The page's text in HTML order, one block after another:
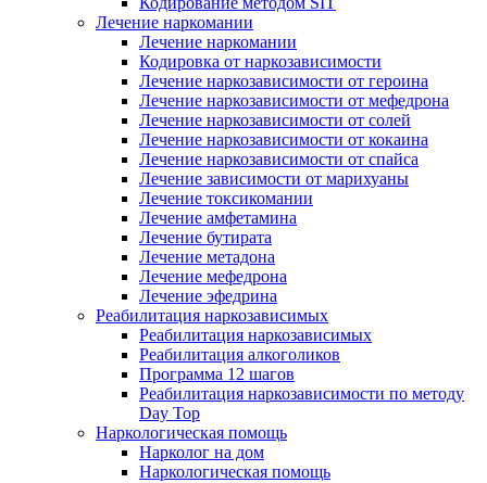
Лечение наркомании
Лечение наркомании
Кодировка от наркозависимости
Лечение наркозависимости от героина
Лечение наркозависимости от мефедрона
Лечение наркозависимости от солей
Лечение наркозависимости от кокаина
Лечение наркозависимости от спайса
Лечение зависимости от марихуаны
Лечение токсикомании
Лечение амфетамина
Лечение бутирата
Лечение метадона
Лечение мефедрона
Лечение эфедрина
Реабилитация наркозависимых
Реабилитация наркозависимых
Реабилитация алкоголиков
Программа 12 шагов
Реабилитация наркозависимости по методу
Day Top
Наркологическая помощь
Нарколог на дом
Наркологическая помощь